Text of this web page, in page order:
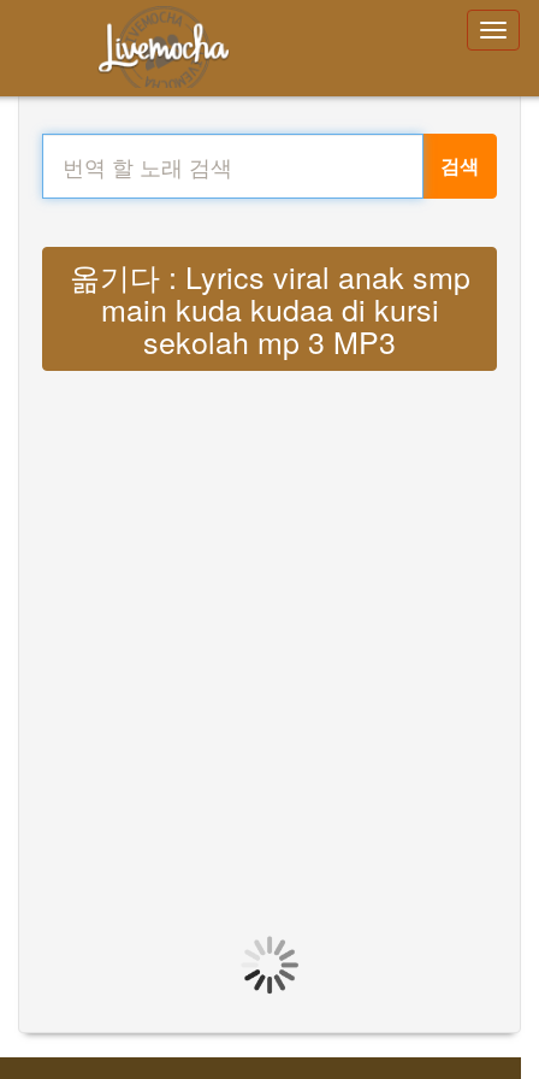
검색
옮기다 : Lyrics viral anak smp
main kuda kudaa di kursi
sekolah mp 3 MP3